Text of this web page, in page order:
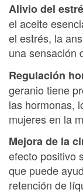
Alivio del
el aceite
el estrés, la
una sensación
Regulación
geranio tiene
las hormonas,
mujeres en la
Mejora de la
efecto positivo
que puede
retención de